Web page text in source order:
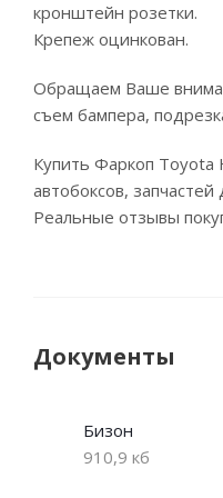
кронштейн розетки.
Крепеж оцинкован.
Обращаем Ваше
съем бампера,
Купить Фаркоп Toyota
автобоксов,
Реальные отзывы
Документы
Бизон
910,9 кб